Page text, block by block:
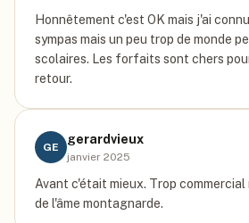
Honnêtement c'est OK mais j'ai
sympas mais un peu trop de monde
scolaires. Les forfaits sont chers
retour.
GE
gerardvieux
janvier 2025
Avant c'était mieux. Trop
de l'âme montagnarde.